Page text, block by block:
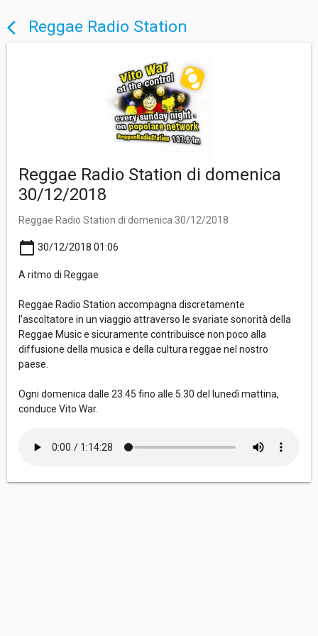
arrow_back_ios Reggae Radio Station
Reggae Radio Station di domenica
30/12/2018
Reggae Radio Station di domenica 30/12/2018
calendar_today 30/12/2018 01:06
A ritmo di Reggae
Reggae Radio Station accompagna discretamente
l’ascoltatore in un viaggio attraverso le svariate sonorità della
Reggae Music e sicuramente contribuisce non poco alla
diffusione della musica e della cultura reggae nel nostro
paese.
Ogni domenica dalle 23.45 fino alle 5.30 del lunedì mattina,
conduce Vito War.